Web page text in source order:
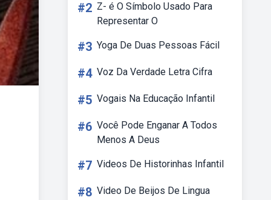
#2 Z- é O Símbolo Usado Para
Representar O
#3 Yoga De Duas Pessoas Fácil
#4 Voz Da Verdade Letra Cifra
#5 Vogais Na Educação Infantil
#6 Você Pode Enganar A Todos
Menos A Deus
#7 Videos De Historinhas Infantil
#8 Video De Beijos De Lingua